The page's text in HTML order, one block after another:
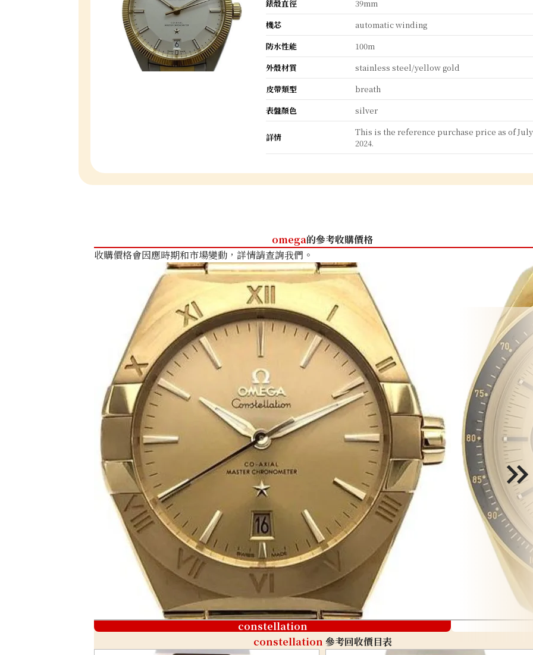
錶殼直徑
39mm
機芯
automatic winding
防水性能
100m
外殼材質
stainless steel/yellow gold
皮帶類型
breath
表盤顏色
silver
詳情
This is the reference purchase price as of July
2024.
omega的參考收購價格
收購價格會因應時期和市場變動，詳情請查詢我們。
constellation
constellation 參考回收價目表